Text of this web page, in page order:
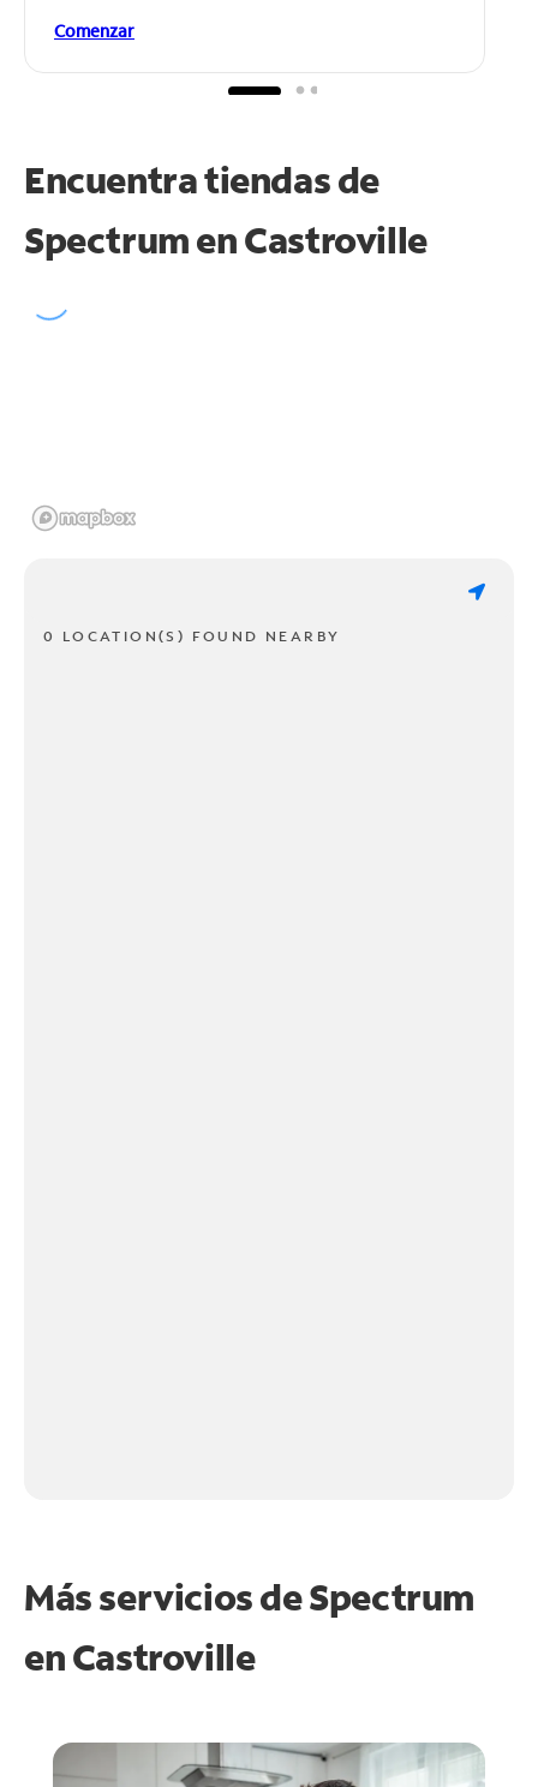
Comenzar
Encuentra tiendas de
Spectrum enCastroville
0 LOCATION(S) FOUND NEARBY
Más servicios de Spectrum
enCastroville